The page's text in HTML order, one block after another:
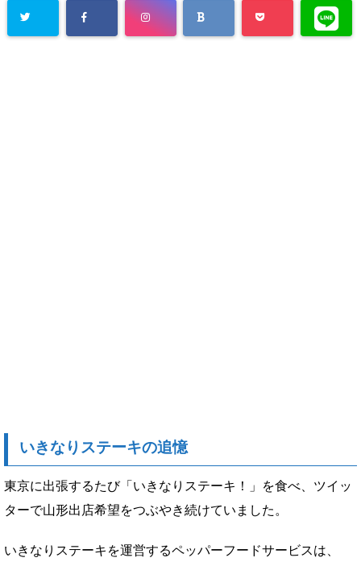
いきなりステーキの追憶
東京に出張するたび「いきなりステーキ！」を食べ、ツイッ
ターで山形出店希望をつぶやき続けていました。
いきなりステーキを運営するペッパーフードサービスは、